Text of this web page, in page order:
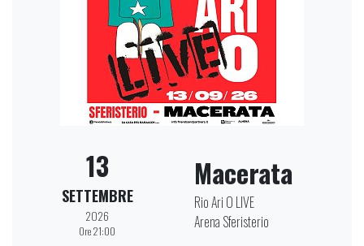
13
SETTEMBRE
2026
Ore 21:00
Macerata
Rio Ari O LIVE
Arena Sferisterio